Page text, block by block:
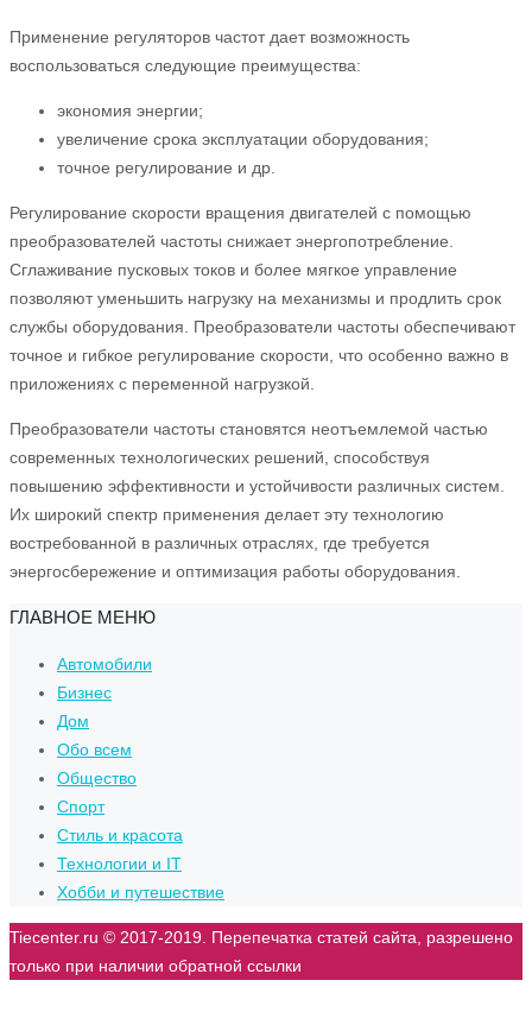
Применение регуляторов частот дает возможность
воспользоваться следующие преимущества:
экономия энергии;
увеличение срока эксплуатации оборудования;
точное регулирование и др.
Регулирование скорости вращения двигателей с помощью
преобразователей частоты снижает энергопотребление.
Сглаживание пусковых токов и более мягкое управление
позволяют уменьшить нагрузку на механизмы и продлить срок
службы оборудования. Преобразователи частоты обеспечивают
точное и гибкое регулирование скорости, что особенно важно в
приложениях с переменной нагрузкой.
Преобразователи частоты становятся неотъемлемой частью
современных технологических решений, способствуя
повышению эффективности и устойчивости различных систем.
Их широкий спектр применения делает эту технологию
востребованной в различных отраслях, где требуется
энергосбережение и оптимизация работы оборудования.
ГЛАВНОЕ МЕНЮ
Автомобили
Бизнес
Дом
Обо всем
Общество
Спорт
Стиль и красота
Технологии и IT
Хобби и путешествие
Tiecenter.ru © 2017-2019. Перепечатка статей сайта, разрешено
только при наличии обратной ссылки